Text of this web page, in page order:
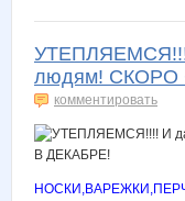
людям! СКОРО
комментировать